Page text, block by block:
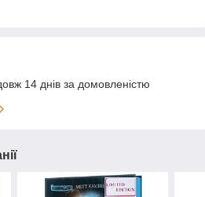
14 днів за домовленістю